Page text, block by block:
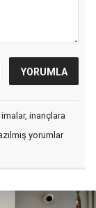
inançlara
yorumlar